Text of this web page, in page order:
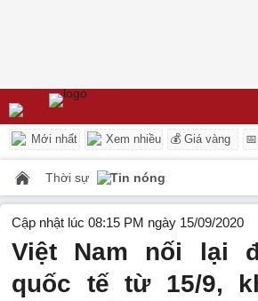
Mới nhất Xem nhiều 💰 Giá vàng
Thời sự Tin nóng
Cập nhật lúc 08:15 PM ngày 15/09/2020
Việt Nam nối lại
quốc tế từ 15/9,